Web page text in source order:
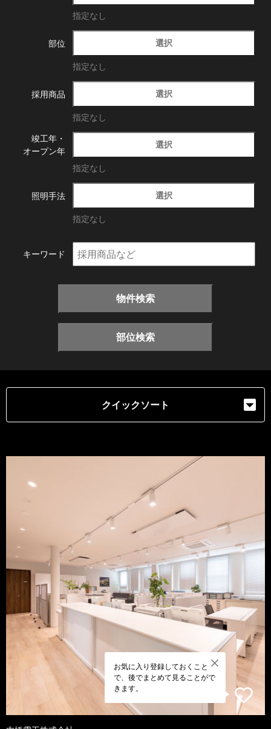
指定なし
部位 選択
指定なし
採用商品 選択
指定なし
竣工年・
オープン年
選択
指定なし
照明手法 選択
指定なし
キーワード
物件検索
部位検索
クイックソート
お気に入り登録しておくこと
で、後でまとめて見ることがで
きます。